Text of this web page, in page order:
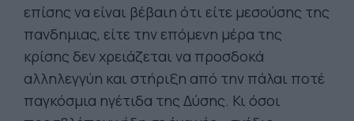
επίσης να είναι βέβαιη ότι είτε μεσούσης της
πανδημιας, είτε την επόμενη μέρα της
κρίσης δεν χρειάζεται να προσδοκά
αλληλεγγύη και στήριξη από την πάλαι ποτέ
παγκόσμια ηγέτιδα της Δύσης. Κι όσοι